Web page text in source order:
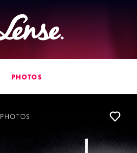
Lense
PHOTOS
PHOTOS